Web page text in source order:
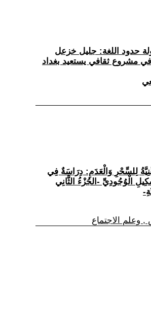
حدود اللغة: جليل خزعل
مشروع ثقافي يستعيد بغداد
لِلسِّحْرِ وَالْعَدَمِ: دِرَاسَةٌ فِي
الْوُجُودِيِّ -الجُزْءُ الثَّانِي
وعلم الاجتماع